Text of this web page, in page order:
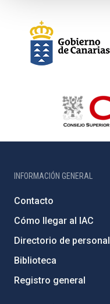
INFORMACIÓN GENERAL
Contacto
Cómo llegar al IAC
Directorio de personal
Biblioteca
Registro general